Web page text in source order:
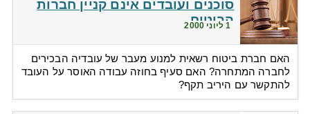
סוכנים ועובדים אינם קניין חברות
הביטוח
1 ליוני 2000
האם חברת ביטוח רשאית למנוע מעבר של עובדיה הבכירים
לחברה המתחרה? האם סעיף בחוזה עבודה האוסר על העובד
להתקשר עם היריב תקף?